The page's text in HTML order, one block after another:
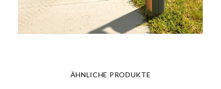
ÄHNLICHE PRODUKTE